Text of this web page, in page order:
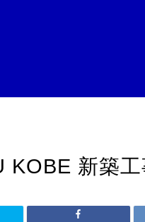
KOBE 新築工